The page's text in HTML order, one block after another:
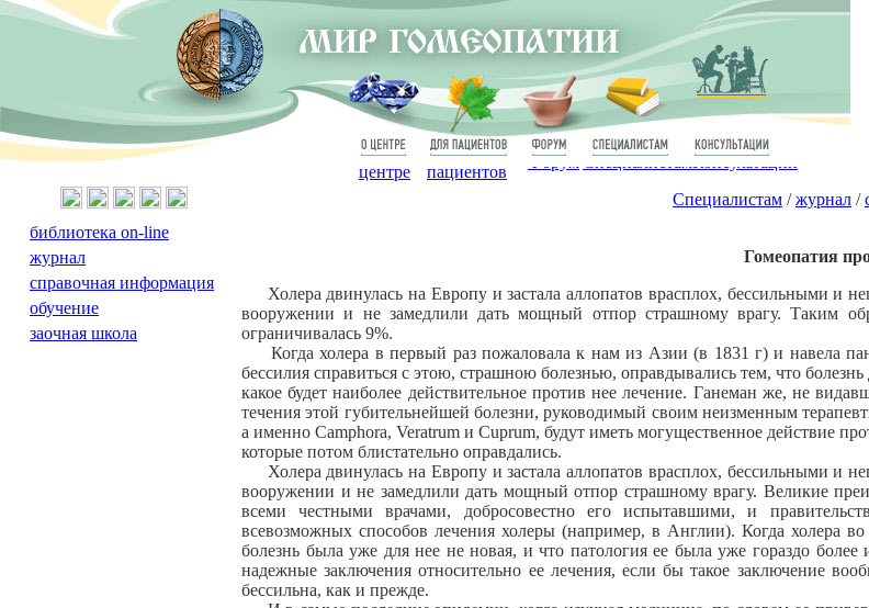
О
центре
Для
пациентов
Форум Специалистам
Консультации
Специалистам /журнал /
Гомеопатия
Холера двинулась на Европу и застала аллопатов врасплох, бессильными и
вооружении и не замедлили дать мощный отпор страшному врагу. Таким
ограничивалась 9%.
Когда холера в первый раз пожаловала к нам из Азии (в 1831 г) и навела
бессилия справиться с этою, страшною болезнью, оправдывались тем, что
какое будет наиболее действительное против нее лечение. Ганеман же, не
течения этой губительнейшей болезни, руководимый своим неизменным
а именно Camphora, Veratrum и Cuprum, будут иметь могущественное действие
которые потом блистательно оправдались.
Холера двинулась на Европу и застала аллопатов врасплох, бессильными и
вооружении и не замедлили дать мощный отпор страшному врагу. Великие
всеми честными врачами, добросовестно его испытавшими, и
всевозможных способов лечения холеры (например, в Англии). Когда холера
болезнь была уже для нее не новая, и что патология ее была уже гораздо
надежные заключения относительно ее лечения, если бы такое заключение
бессильна, как и прежде.
библиотека on-line
журнал
справочная информация
обучение
заочная школа